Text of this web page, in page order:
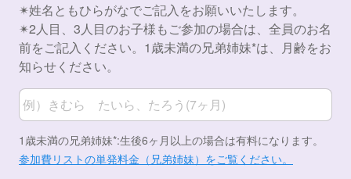
✴︎姓名ともひらがなでご記入をお願いいたします。
✴︎2人目、3人目のお子様もご参加の場合は、全員のお名
前をご記入ください。1歳未満の兄弟姉妹*は、月齢をお
知らせください。
お子さまのお名前
1歳未満の兄弟姉妹*:生後6ヶ月以上の場合は有料になります。​
参加費リストの単発料金（兄弟姉妹）をご覧ください。